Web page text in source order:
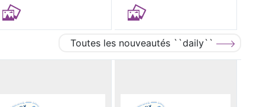
Toutes les nouveautés ``daily``